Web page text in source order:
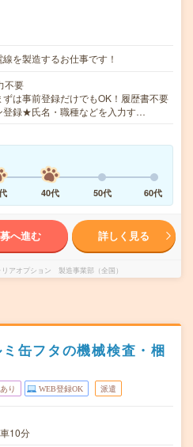
を製造するお仕事です！
不要
は事前登録だけでもOK！履歴書不要
登録★氏名・職種などを入力す…
40代 50代 60代
へ進む 詳しく見る
アオプション 製造事業部（全国）
缶フタの機械検査・梱
り WEB登録OK 派遣
10分